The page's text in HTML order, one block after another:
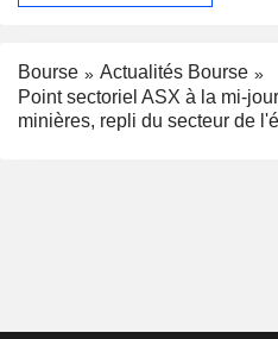
Bourse
Actualités Bourse
Point sectoriel ASX à la mi-
minières, repli du secteur de